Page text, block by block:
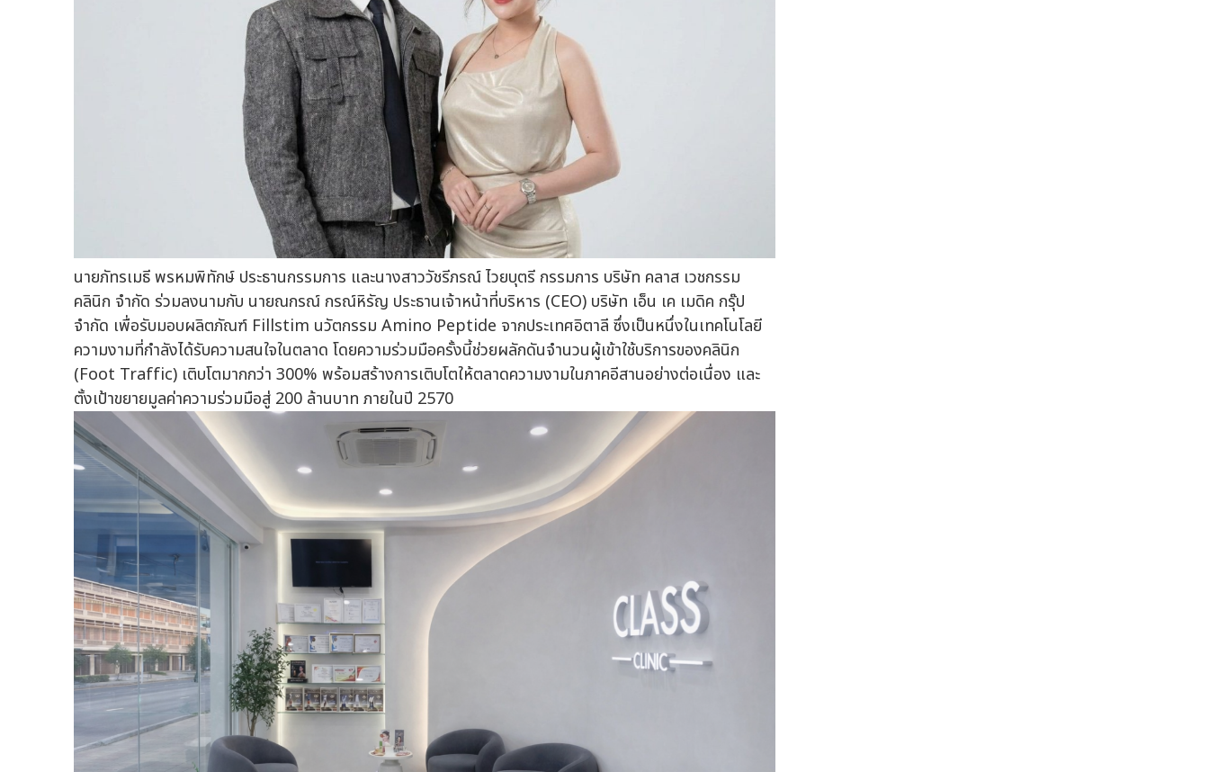
นายภัทรเมธี พรหมพิทักษ์ ประธานกรรมการ และนางสาววัชรีภรณ์ ไวยบุตรี กรรมการ บริษัท คลาส เวชกรรม
คลินิก จำกัด ร่วมลงนามกับ นายณกรณ์ กรณ์หิรัญ ประธานเจ้าหน้าที่บริหาร (CEO) บริษัท เอ็น เค เมดิค กรุ๊ป
จำกัด เพื่อรับมอบผลิตภัณฑ์ Fillstim นวัตกรรม Amino Peptide จากประเทศอิตาลี ซึ่งเป็นหนึ่งในเทคโนโลยี
ความงามที่กำลังได้รับความสนใจในตลาด โดยความร่วมมือครั้งนี้ช่วยผลักดันจำนวนผู้เข้าใช้บริการของคลินิก
(Foot Traffic) เติบโตมากกว่า 300% พร้อมสร้างการเติบโตให้ตลาดความงามในภาคอีสานอย่างต่อเนื่อง และ
ตั้งเป้าขยายมูลค่าความร่วมมือสู่ 200 ล้านบาท ภายในปี 2570